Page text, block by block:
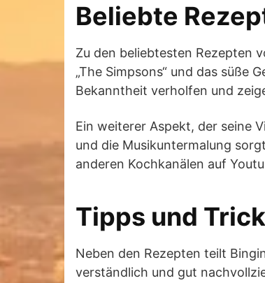
Beliebte
Zu den beliebtesten Rezepten
„The Simpsons“ und das süße
Bekanntheit verholfen und
Ein weiterer Aspekt, der seine
und die Musikuntermalung
anderen Kochkanälen auf
Tipps und
Neben den Rezepten teilt
verständlich und gut